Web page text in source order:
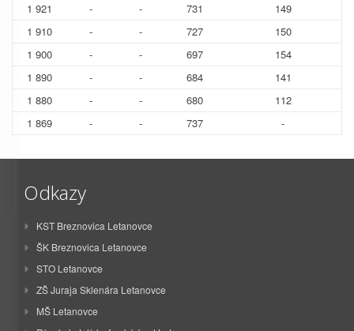
1 921
- - 731
149
1 910
- - 727
150
1 900
- - 697
154
1 890
- - 684
141
1 880
- - 680
112
1 869
- - 737 -
Odkazy
KST Breznovica Letanovce
ŠK Breznovica Letanovce
STO Letanovce
ZŠ Juraja Sklenára Letanovce
MŠ Letanovce